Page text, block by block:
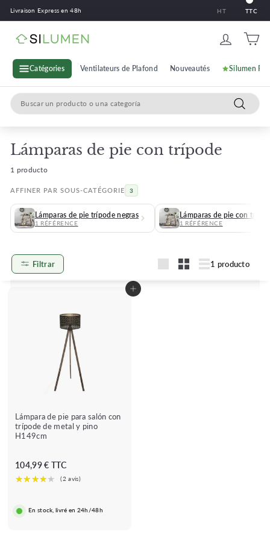
Livraison Express en 48h HT TTC
S
u
m
Catégories Ventilateurs de Plafond Nouveautés Silumen
Search
Lámparas de pie con trípode
1 producto
AFFINER PAR SOUS-CATÉGORIE 3
Lámparas de pie trípode negras
1 RÉFÉRENCE
Lámparas de pie con
1 RÉFÉRENCE
Filtrar 1 producto
Añadir al carrito
Lámpara de pie para salón con
trípode de metal y pino
H149cm
104,99 € TTC1
0
9
En stock, livré en 24h/48h